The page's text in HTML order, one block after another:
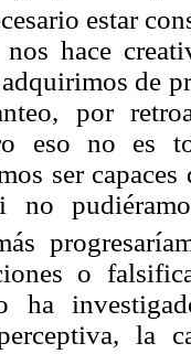
estar
hace
de
por
eso no es
ser
no
o
ha
la